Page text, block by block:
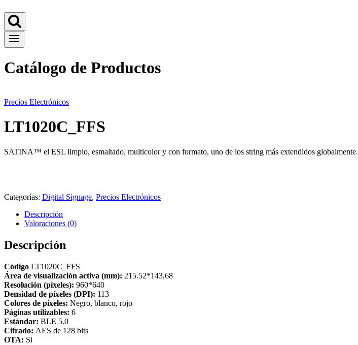
Catálogo de Productos
Precios Electrónicos
LT1020C_FFS
SATINA™ el ESL limpio, esmaltado, multicolor y con formato, uno de los string más extendidos globalmente.
Categorías: Digital Signage, Precios Electrónicos
Descripción
Valoraciones (0)
Descripción
Código LT1020C_FFS
Área de visualización activa (mm): 215.52*143,68
Resolución (píxeles): 960*640
Densidad de píxeles (DPI): 113
Colores de píxeles: Negro, blanco, rojo
Páginas utilizables: 6
Estándar: BLE 5.0
Cifrado: AES de 128 bits
OTA: Si